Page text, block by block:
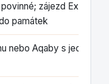
zájezd Excursia
památek
nebo Aqaby s jedním